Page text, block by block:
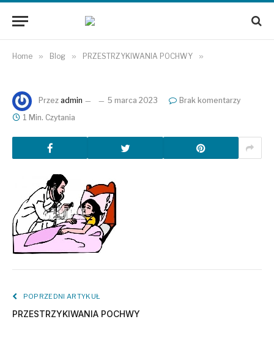
Home » Blog » PRZESTRZYKIWANIA POCHWY »
Przez admin 5 marca 2023
Brak komentarzy
1 Min. Czytania
POPRZEDNI ARTYKUŁ
PRZESTRZYKIWANIA POCHWY